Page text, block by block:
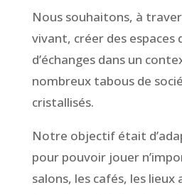
Nous souhaitons, à
vivant, créer des espaces
d’échanges dans un
nombreux tabous de
cristallisés.
Notre objectif était
pour pouvoir jouer
salons, les cafés, les